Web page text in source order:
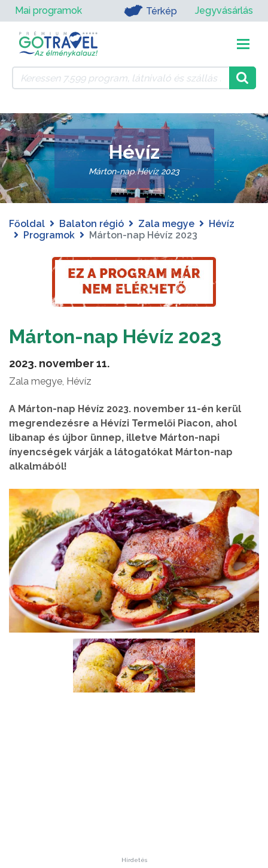
Mai programok Térkép Jegyvásárlás
Hévíz
Márton-nap Hévíz 2023
Főoldal Balaton régió Zala megye
Hévíz
Programok
Márton-nap Hévíz 2023
Márton-nap Hévíz 2023
2023. november 11.
Zala megye, Hévíz
A Márton-nap Hévíz 2023. november 11-én kerül
megrendezésre a Hévízi Termelői Piacon, ahol
libanap és újbor ünnep, illetve Márton-napi
ínyencségek várják a látogatókat Márton-nap
alkalmából!
Hirdetés